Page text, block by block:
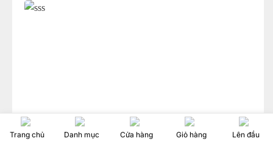
3 Mẫu Tủ Kệ Tivi Cổ Điển Sang Trọng Chỉ Từ 14 Triệu
Trang chủ Danh mục Cửa hàng Giỏ hàng Lên đầu